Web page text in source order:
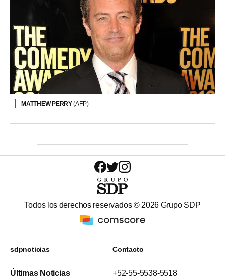
MATTHEW PERRY(AFP)
Todos los derechos reservados © 2026 Grupo SDP
sdpnoticias
Últimas Noticias
Contacto
+52-55-5538-5518